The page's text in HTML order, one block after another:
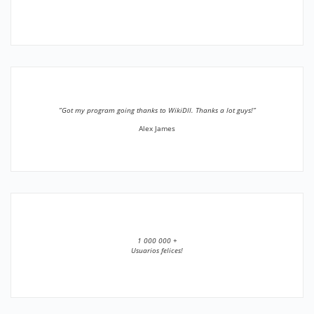
”Got my program going thanks to WikiDll. Thanks a lot guys!”
Alex James
1 000 000 +
Usuarios felices!